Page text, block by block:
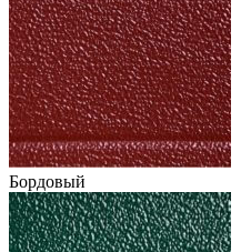
Бордовый